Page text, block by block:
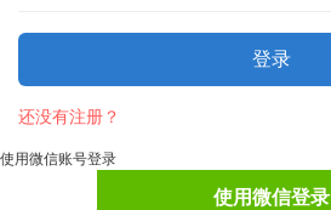
登录
还没有注册？
使用微信账号登录
使用微信登录